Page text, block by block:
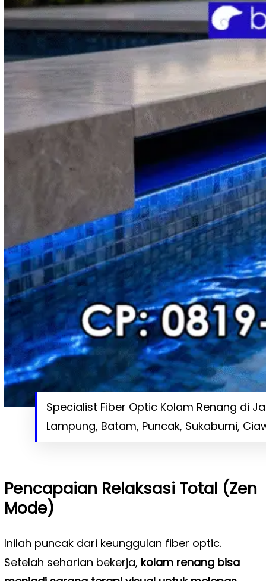
Specialist Fiber Optic Kolam Renang di
Lampung, Batam, Puncak, Sukabumi,
Pencapaian Relaksasi Total (Zen
Mode)
Inilah puncak dari keunggulan fiber optic.
Setelah seharian bekerja, kolam renang bisa